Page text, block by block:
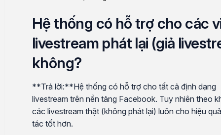
Hệ thống có hỗ trợ cho các
livestream phát lại (giả
không?
**Trả lời:**Hệ thống có hỗ trợ cho tất cả định dạng
livestream trên nền tảng Facebook. Tuy nhiên theo
các livestream thật (không phát lại) luôn cho hiệu
tác tốt hơn.